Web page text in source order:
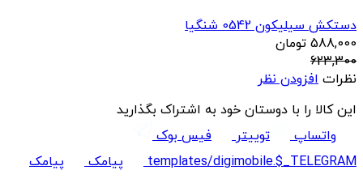
دستکش سیلیکون 0542 شنگیا
588,000 تومان
623,300
نظرات افزودن نظر
این کالا را با دوستان خود به اشتراک بگذارید
واتساپ
توییتر
فیس بوک
templates/digimobile.$_TELEGRAM
پیامک
پیامک